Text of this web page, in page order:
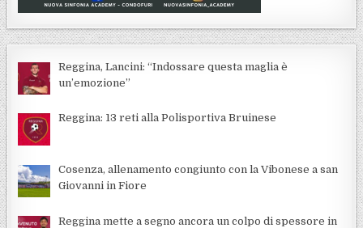
Reggina, Lancini: “Indossare questa maglia è
un’emozione”
Reggina: 13 reti alla Polisportiva Bruinese
Cosenza, allenamento congiunto con la Vibonese a san
Giovanni in Fiore
Reggina mette a segno ancora un colpo di spessore in